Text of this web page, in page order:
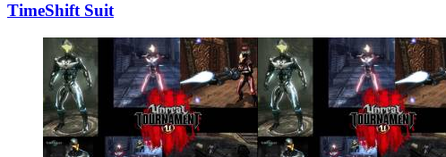
TimeShift Suit